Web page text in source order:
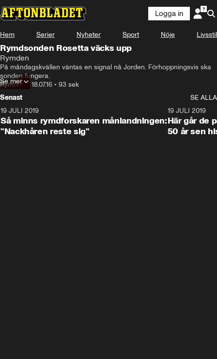
Logga in
Hem Serier Nyheter Sport Nöje Livsstil
Rymdsonden Rosetta väcks upp
Rymden
På måndagskvällen väntas en signal nå Jorden. Förhoppningsvis ska
sonden fungera.
Rymden• 18.07.16 • 93 sek
Se mer
Senast
SE ALLA
19 JULI 2019
Så minns rymdforskaren månlandningen:
"Nackhåren reste sig"
19 JULI 2019
Här går de
50 år sen